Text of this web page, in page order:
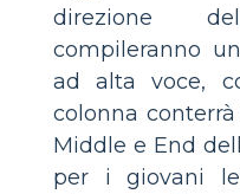
direzione
compileranno
ad alta voce,
colonna
Middle e End
per i giovani